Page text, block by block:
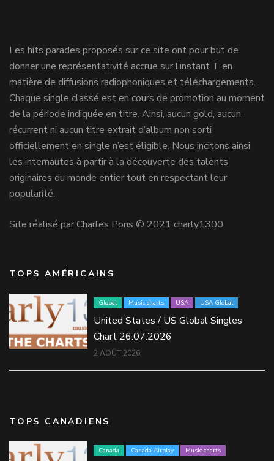
Les hits parades proposés sur ce site ont pour but de
donner une représentativité accrue sur l’instant T en
matière de diffusions radiophoniques et téléchargements.
Chaque single classé est en cours de promotion au moment
de la période indiquée en titre. Ainsi, aucun gold, aucun
récurrent ni aucun titre extrait d’album non sorti
officiellement en single n’est éligible. Nous incitons ainsi
les internautes à partir à la découverte des talents
originaires du monde entier tout en respectant leur
popularité.
Site réalisé par Charles Pons © 2021 charly1300
TOPS AMÉRICAINS
Global Music charts USA USA Global
United States / US Global Singles
Chart 26.07.2026
2 AOÛT 2026
TOPS CANADIENS
Canada Canada Airplay Music charts